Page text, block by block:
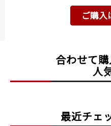
ご購入
合わせて
人
最近チェ